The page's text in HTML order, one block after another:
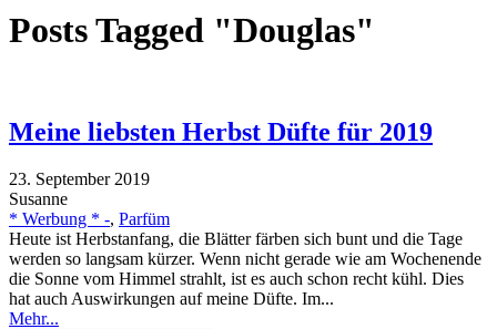
Posts Tagged "Douglas"
Meine liebsten Herbst Düfte für 2019
23. September 2019
Susanne
* Werbung * -, Parfüm
Heute ist Herbstanfang, die Blätter färben sich bunt und die Tage
werden so langsam kürzer. Wenn nicht gerade wie am Wochenende
die Sonne vom Himmel strahlt, ist es auch schon recht kühl. Dies
hat auch Auswirkungen auf meine Düfte. Im...
Mehr...